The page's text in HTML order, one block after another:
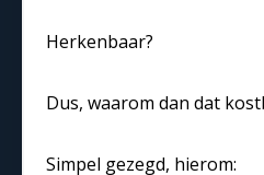
Herkenbaar?
Dus, waarom dan dat
Simpel gezegd, hierom: